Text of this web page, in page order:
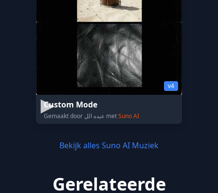
v4
Custom Mode
Gemaakt door عبده الل metSuno AI
Bekijk alles Suno AI Muziek
Gerelateerde